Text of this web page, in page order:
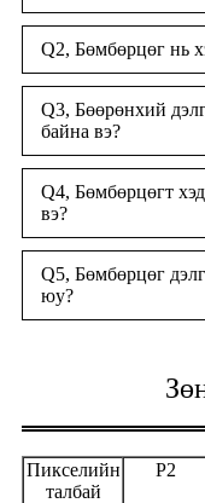
Q2, Бөмбөрцөг нь
Q3, Бөөрөнхий
байна вэ?
Q4, Бөмбөрцөгт
вэ?
Q5, Бөмбөрцөг
юу?
Пикселийн
талбай
P2